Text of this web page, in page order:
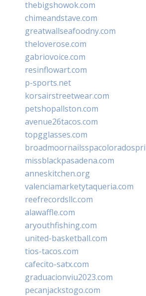
thebigshowok.com
chimeandstave.com
greatwallseafoodny.com
theloverose.com
gabriovoice.com
resinflowart.com
p-sports.net
korsairstreetwear.com
petshopallston.com
avenue26tacos.com
topgglasses.com
missblackpasadena.com
anneskitchen.org
valenciamarketytaqueria.com
reefrecordsllc.com
alawaffle.com
aryouthfishing.com
united-basketball.com
tios-tacos.com
cafecito-satx.com
graduacionviu2023.com
pecanjackstogo.com